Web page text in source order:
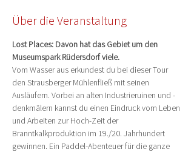
Über die Veranstaltung
Lost Places: Davon hat das Gebiet um den
Museumspark Rüdersdorf viele.
Vom Wasser aus erkundest du bei dieser Tour
den Strausberger Mühlenfließ mit seinen
Ausläufern. Vorbei an alten Industrieruinen und -
denkmälern kannst du einen Eindruck vom Leben
und Arbeiten zur Hoch-Zeit der
Branntkalkproduktion im 19./20. Jahrhundert
gewinnen. Ein Paddel-Abenteuer für die ganze